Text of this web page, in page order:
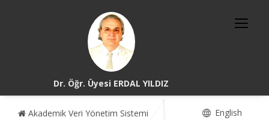
Dr. Öğr. Üyesi ERDAL YILDIZ
Akademik Veri Yönetim Sistemi English